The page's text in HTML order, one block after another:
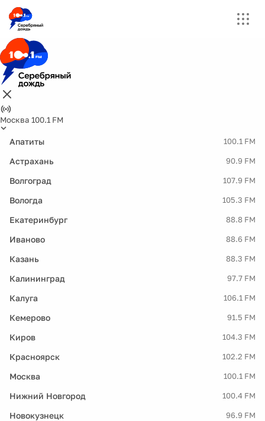
Москва 100.1 FM
Апатиты 100.1 FM
Астрахань 90.9 FM
Волгоград 107.9 FM
Вологда 105.3 FM
Екатеринбург 88.8 FM
Иваново 88.6 FM
Казань 88.3 FM
Калининград 97.7 FM
Калуга 106.1 FM
Кемерово 91.5 FM
Киров 104.3 FM
Красноярск 102.2 FM
Москва 100.1 FM
Нижний Новгород 100.4 FM
Новокузнецк 96.9 FM